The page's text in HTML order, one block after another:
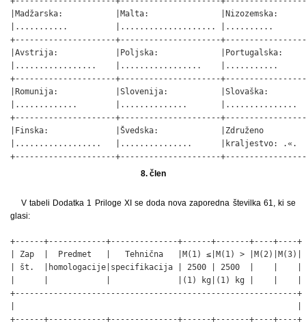
|Madžarska:           |Malta:               |Nizozemska:
|...........          |.................... |..........
+---------------------+---------------------
|Avstrija:            |Poljska:             |Portugalska:
|.................    |.................    |...........
+---------------------+---------------------
|Romunija:            |Slovenija:           |Slovaška:
|.............        |..............       |...............
+---------------------+---------------------
|Finska:              |Švedska:             |Združeno
|..................   |...............      |kraljestvo: .«.
+---------------------+---------------------
8. člen
V tabeli Dodatka 1 Priloge XI se doda nova zaporedna številka 61, ki se
glasi:
+------+------------+--------------+------+-------+----+----+
| Zap  |  Predmet   |   Tehnična   |M(1) ≤|M(1) > |M(2)|M(3)|
| št.  |homologacije|specifikacija | 2500 | 2500  |    |    |
|      |            |              |(1) kg|(1) kg |    |    |
+-----------------------------------------------------------+
+------+------------+--------------+------+-------+----+----+